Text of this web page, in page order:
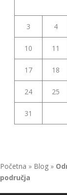
3 4
10 11
17 18
24 25
31
Početna » Blog »
područja